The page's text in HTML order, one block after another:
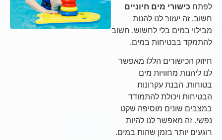
לפתחכישורי מים חיוניים
חשוב. זה יעזור לנו להנות
מבילוי במים בלי לחשוש. חשוב
להתמקד בבטיחות במים.
חיזוק הכישורים הללו מאפשר
לנו ליהנות מחוויות מים
בטוחות. הבנת עקרונות
הבטיחות ויכולת להתמודד
במצבים שונים מוסיפה שקט
נפשי. זה מאפשר לנו להיות
רוגעים יותר בזמן שהות במים.